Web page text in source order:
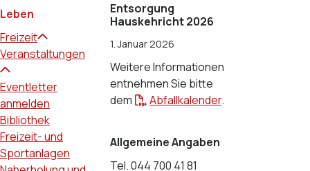
Subnavigation:
Leben
Freizeit
Veranstaltungen
Eventletter
anmelden
Bibliothek
Freizeit- und
Sportanlagen
Entsorgung
Hauskehricht 2026
1. Januar 2026
Weitere Informationen
entnehmen Sie bitte
dem
Abfallkalender.
Allgemeine Angaben
Tel.044 700 41 81